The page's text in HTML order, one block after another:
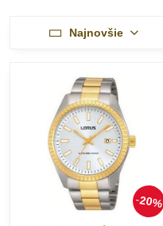
Najnovšie
20%